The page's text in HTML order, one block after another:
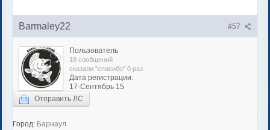
#57
Barmaley22
Пользователь
18 сообщений
сказали "спасибо" 0 раз
Дата регистрации:
17-Сентябрь 15
Отправить ЛС
Город: Барнаул